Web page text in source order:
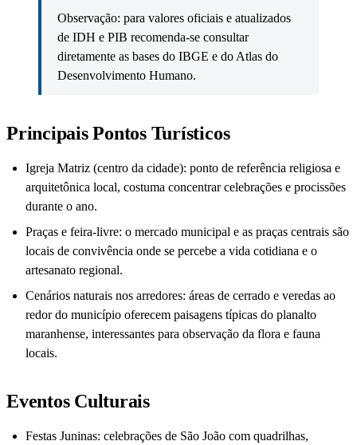
Observação: para valores oficiais e atualizados
de IDH e PIB recomenda-se consultar
diretamente as bases do IBGE e do Atlas do
Desenvolvimento Humano.
Principais Pontos Turísticos
Igreja Matriz (centro da cidade): ponto de referência religiosa e
arquitetônica local, costuma concentrar celebrações e procissões
durante o ano.
Praças e feira-livre: o mercado municipal e as praças centrais são
locais de convivência onde se percebe a vida cotidiana e o
artesanato regional.
Cenários naturais nos arredores: áreas de cerrado e veredas ao
redor do município oferecem paisagens típicas do planalto
maranhense, interessantes para observação da flora e fauna
locais.
Eventos Culturais
Festas Juninas: celebrações de São João com quadrilhas,